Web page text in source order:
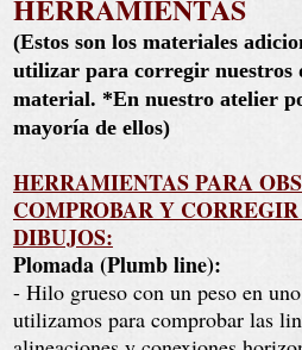
HERRAMIENTAS
(Estos son los materiales
utilizar para corregir nuestros
material. *En nuestro atelier
mayoría de ellos)
HERRAMIENTAS PARA
COMPROBAR Y
DIBUJOS:
Plomada (Plumb line):
- Hilo grueso con un peso en
utilizamos para comprobar las